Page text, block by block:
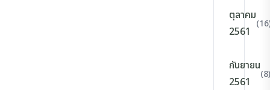
ตุลาคม
2561
กันยายน
2561
(8)